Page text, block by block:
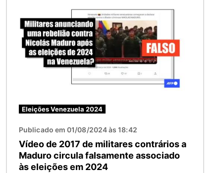
Eleições Venezuela 2024
Publicado em 01/08/2024 às 18:42
Vídeo de 2017 de militares contrários a
Maduro circula falsamente associado
às eleições em 2024